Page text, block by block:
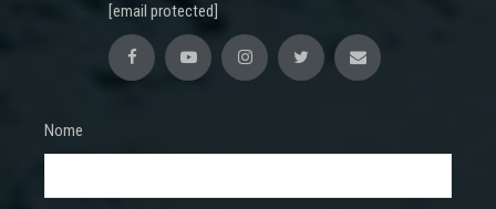
[email protected]
Nome